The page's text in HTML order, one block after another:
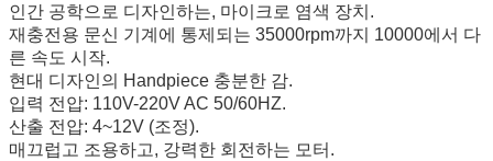
인간 공학으로 디자인하는, 마이크로 염색 장치.
재충전용 문신 기계에 통제되는 35000rpm까지 10000에서 다
른 속도 시작.
현대 디자인의 Handpiece 충분한 감.
입력 전압: 110V-220V AC 50/60HZ.
산출 전압: 4~12V (조정).
매끄럽고 조용하고, 강력한 회전하는 모터.